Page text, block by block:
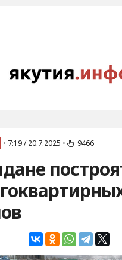
• 7:19 / 20.7.2025 • 9466